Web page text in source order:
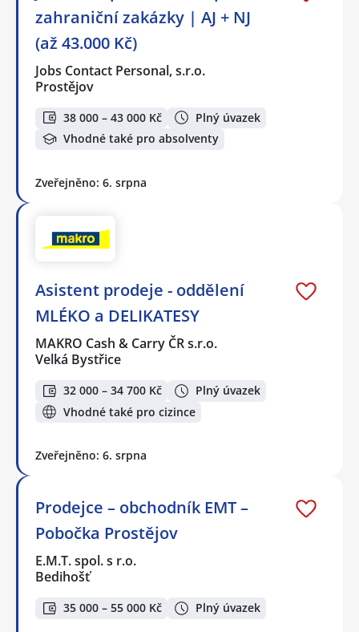
zahraniční zakázky | AJ + NJ
(až 43.000 Kč)
Jobs Contact Personal, s.r.o.
Prostějov
38 000 – 43 000 Kč
Plný úvazek
Vhodné také pro absolventy
Zveřejněno: 6. srpna
Asistent prodeje - oddělení
MLÉKO a DELIKATESY
MAKRO Cash & Carry ČR s.r.o.
Velká Bystřice
32 000 – 34 700 Kč
Plný úvazek
Vhodné také pro cizince
Zveřejněno: 6. srpna
Prodejce – obchodník EMT –
Pobočka Prostějov
E.M.T. spol. s r.o.
Bedihošť
35 000 – 55 000 Kč Plný úvazek